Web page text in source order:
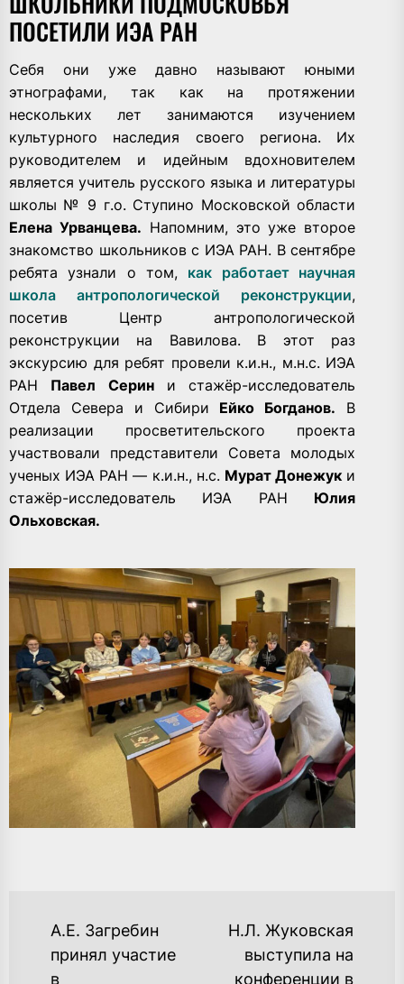
ПОСЕТИЛИ ИЭА РАН
Себя они уже давно называют юными
этнографами, так как на протяжении
нескольких лет занимаются изучением
культурного наследия своего региона. Их
руководителем и идейным вдохновителем
является учитель русского языка и литературы
школы № 9 г.о. Ступино Московской области
Елена Урванцева. Напомним, это уже второе
знакомство школьников с ИЭА РАН. В сентябре
ребята узнали о том, как работает научная
школа антропологической реконструкции,
посетив Центр антропологической
реконструкции на Вавилова. В этот раз
экскурсию для ребят провели к.и.н., м.н.с. ИЭА
РАН Павел Серини стажёр-исследователь
Отдела Севера и Сибири Ейко Богданов. В
реализации просветительского проекта
участвовали представители Совета молодых
ученых ИЭА РАН — к.и.н., н.с. Мурат Донежук и
стажёр-исследователь ИЭА РАН Юлия
Ольховская.
НАВИГАЦИЯ
А.Е. Загребин
принял участие
в
Н.Л. Жуковская
выступила на
конференции в